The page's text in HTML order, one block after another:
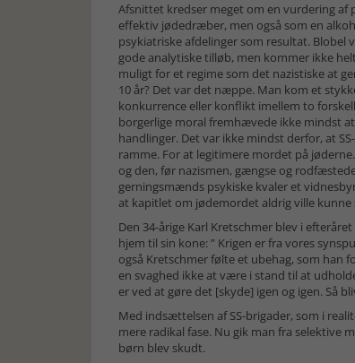
Afsnittet kredser meget om en vurdering af
effektiv jødedræber, men også som en
psykiatriske afdelinger som resultat. Blobel
gode analytiske tilløb, men kommer ikke
muligt for et regime som det nazistiske at
10 år? Det var det næppe. Man kom et
konkurrence eller konflikt imellem to
borgerlige moral fremhævede ikke mindst
handlinger. Det var ikke mindst derfor, at
ramme. For at legitimere mordet på
og den, før nazismen, gængse og
gerningsmænds psykiske kvaler et
at kapitlet om jødemordet aldrig ville kunne
Den 34-årige Karl Kretschmer blev i
hjem til sin kone: ” Krigen er fra vores
også Kretschmer følte et ubehag, som han
en svaghed ikke at være i stand til at
er ved at gøre det [skyde] igen og igen. Så
Med indsættelsen af SS-brigader, som i
mere radikal fase. Nu gik man fra
børn blev skudt.